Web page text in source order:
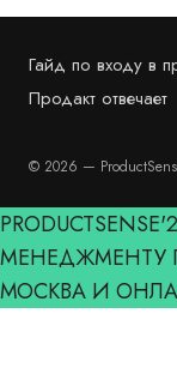
Гайд по входу в
Продакт отвечает
© 2026 —
МЕНЕДЖМЕНТУ
МОСКВА И